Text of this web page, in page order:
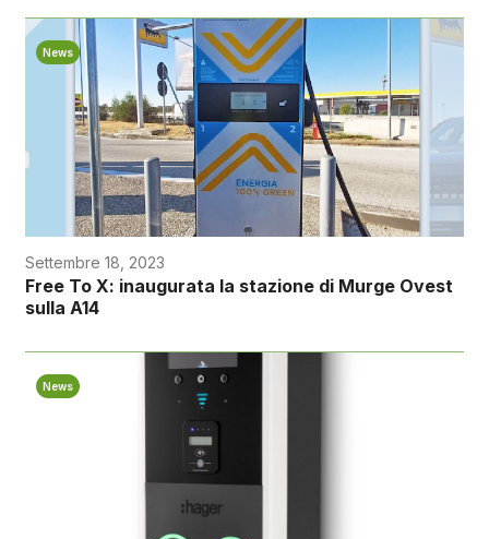
News
Settembre 18, 2023
Free To X: inaugurata la stazione di Murge Ovest
sulla A14
News